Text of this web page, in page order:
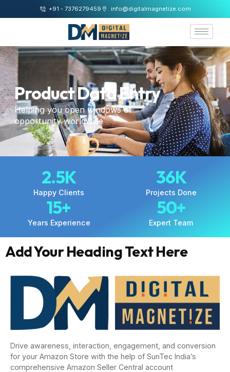
+91 - 7376279459 info@digitalmagnetize.com
Product Data Entry
Helping you open windows of
opportunity worldwide
Happy Clients
2.5K
Projects Done
36K
Years Experience
15+
Expert Team
50+
Add Your Heading Text Here
Drive awareness, interaction, engagement, and conversion
for your Amazon Store with the help of SunTec India’s
comprehensive Amazon Seller Central account